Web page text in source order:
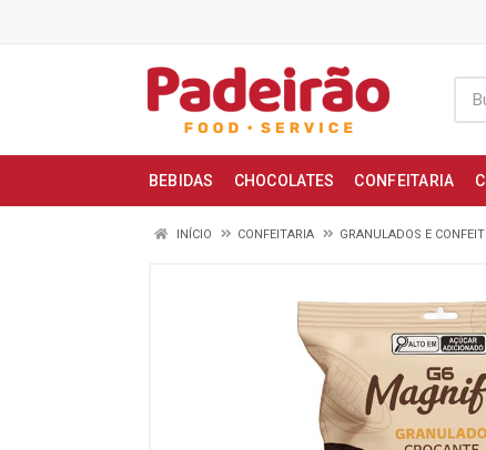
BEBIDAS CHOCOLATES CONFEITARIA
INÍCIO CONFEITARIA GRANULADOS E